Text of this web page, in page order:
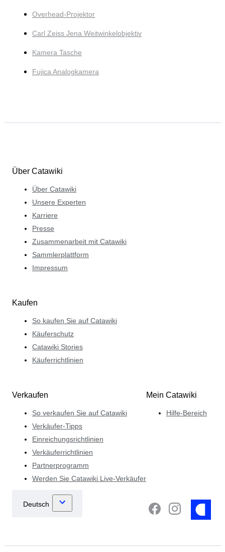
Overhead-Projektor
Carl Zeiss Jena Weitwinkelobjektiv
Kamera Tasche
Fujica Analogkamera
Über Catawiki
Über Catawiki
Unsere Experten
Karriere
Presse
Zusammenarbeit mit Catawiki
Sammlerplattform
Impressum
Kaufen
So kaufen Sie auf Catawiki
Käuferschutz
Catawiki Stories
Käuferrichtlinien
Verkaufen
So verkaufen Sie auf Catawiki
Verkäufer-Tipps
Einreichungsrichtlinien
Verkäuferrichtlinien
Partnerprogramm
Werden Sie Catawiki Live-Verkäufer
Mein Catawiki
Hilfe-Bereich